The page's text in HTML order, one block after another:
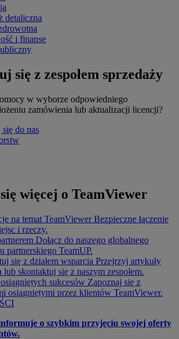
detaliczna
i finanse
się z zespołem sprzedaży
w wyborze odpowiedniego
zamówienia lub aktualizacji licencji?
do nas
więcej o TeamViewer
na temat TeamViewer Bezpieczne łączenie
i rzeczy.
Dołącz do naszego globalnego
partnerskiego TeamUP.
się z działem wsparcia Przejrzyj artykuły
lub skontaktuj się z naszym zespołem.
sukcesów Zapoznaj się z
osiągniętymi przez klientów TeamViewer.
o szybkim przyjęciu swojej oferty